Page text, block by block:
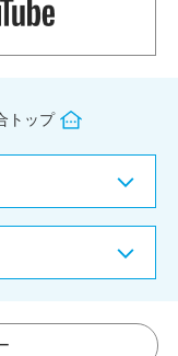
トップ